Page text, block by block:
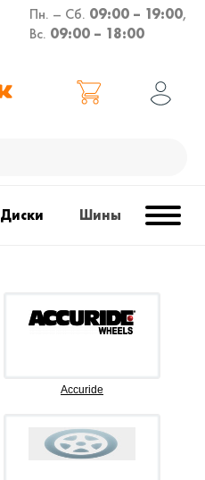
Пн. – Сб. 09:00 – 19:00,
Вс. 09:00 – 18:00
Диски Шины
Accuride